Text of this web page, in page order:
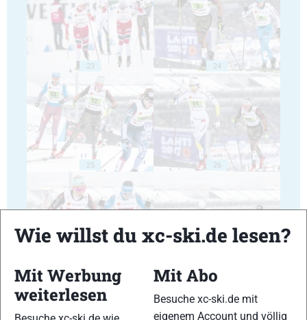
23 24
25 26
Wie willst du xc-ski.de lesen?
Mit Werbung
weiterlesen
Mit Abo
Besuche xc-ski.de mit
eigenem Account und völlig